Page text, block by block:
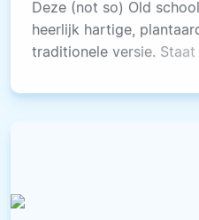
Deze (not so) Old
heerlijk hartige,
traditionele versie. Staat